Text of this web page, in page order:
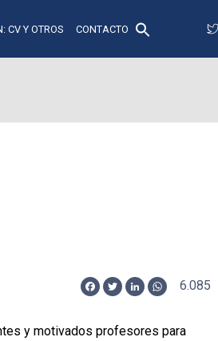
CV Y OTROS CONTACTO
Facebook
TwitterLinkedInWhatsApp
6.085
y motivados profesores para